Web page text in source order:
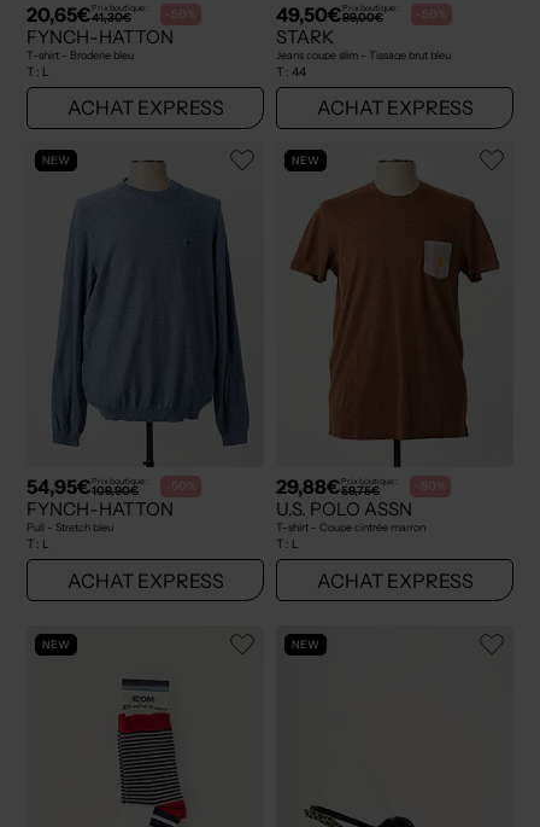
20,65€Prix boutique :
41,30€ -50%
FYNCH-HATTON
T-shirt - Broderie bleu
T : L
ACHAT EXPRESS
49,50€Prix boutique :
99,00€ -50%
STARK
Jeans coupe slim - Tissage brut bleu
T : 44
ACHAT EXPRESS
NEW
54,95€Prix boutique :
109,90€ -50%
FYNCH-HATTON
Pull - Stretch bleu
T : L
ACHAT EXPRESS
NEW
29,88€Prix boutique :
59,75€ -50%
U.S. POLO ASSN
T-shirt - Coupe cintrée marron
T : L
ACHAT EXPRESS
NEW NEW